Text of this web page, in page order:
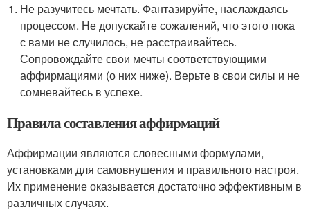
Не разучитесь мечтать. Фантазируйте, наслаждаясь
процессом. Не допускайте сожалений, что этого пока
с вами не случилось, не расстраивайтесь.
Сопровождайте свои мечты соответствующими
аффирмациями (о них ниже). Верьте в свои силы и не
сомневайтесь в успехе.
Правила составления аффирмаций
Аффирмации являются словесными формулами,
установками для самовнушения и правильного настроя.
Их применение оказывается достаточно эффективным в
различных случаях.